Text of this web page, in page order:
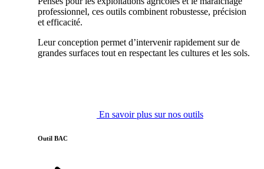
professionnel, ces outils combinent robustesse, précision
et efficacité.
Leur conception permet d’intervenir rapidement sur de
grandes surfaces tout en respectant les cultures et les sols.
En savoir plus sur nos outils
Outil BAC